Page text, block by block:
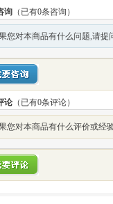
询 （已有0条咨询）
您对本商品有什么问题,请提
论 （已有0条评论）
您对本商品有什么评价或经